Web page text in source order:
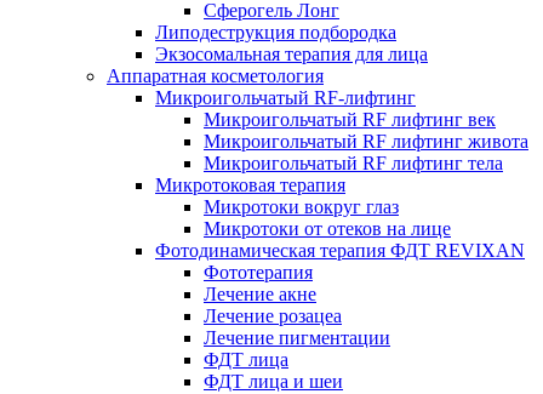
Сферогель Лонг
Липодеструкция подбородка
Экзосомальная терапия для лица
Аппаратная косметология
Микроигольчатый RF-лифтинг
Микроигольчатый RF лифтинг век
Микроигольчатый RF лифтинг живота
Микроигольчатый RF лифтинг тела
Микротоковая терапия
Микротоки вокруг глаз
Микротоки от отеков на лице
Фотодинамическая терапия ФДТ REVIXAN
Фототерапия
Лечение акне
Лечение розацеа
Лечение пигментации
ФДТ лица
ФДТ лица и шеи